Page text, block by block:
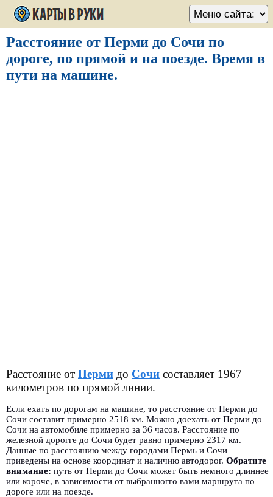
Расстояние от Перми до Сочи по
дороге, по прямой и на поезде. Время в
пути на машине.
Расстояние от Перми до Сочи составляет 1967
километров по прямой линии.
Если ехать по дорогам на машине, то расстояние от Перми до
Сочи составит примерно 2518 км. Можно доехать от Перми до
Сочи на автомобиле примерно за 36 часов. Расстояние по
железной дорогге до Сочи будет равно примерно 2317 км.
Данные по расстоянию между городами Пермь и Сочи
приведены на основе координат и наличию автодорог. Обратите
внимание: путь от Перми до Сочи может быть немного длиннее
или короче, в зависимости от выбранногго вами маршрута по
дороге или на поезде.